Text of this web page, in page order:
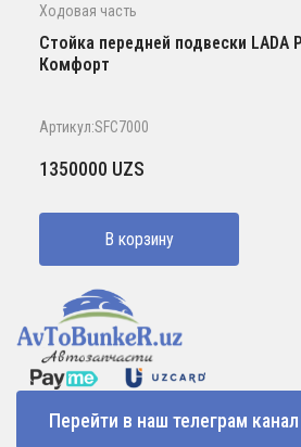
Ходовая часть
Стойка передней подвески LADA
Комфорт
Артикул:SFC7000
1350000 UZS
В корзину
Перейти в наш телеграм канал